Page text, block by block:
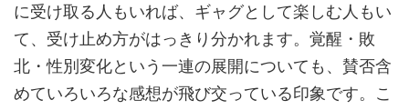
に受け取る人もいれば、ギャグとして楽しむ人もい
て、受け止め方がはっきり分かれます。覚醒・敗
北・性別変化という一連の展開についても、賛否含
めていろいろな感想が飛び交っている印象です。こ